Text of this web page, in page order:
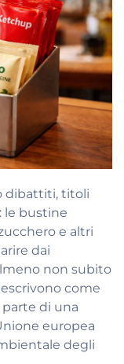
dibattiti, titoli
le bustine
e altri
dai
non subito
come
parte di una
europea
degli